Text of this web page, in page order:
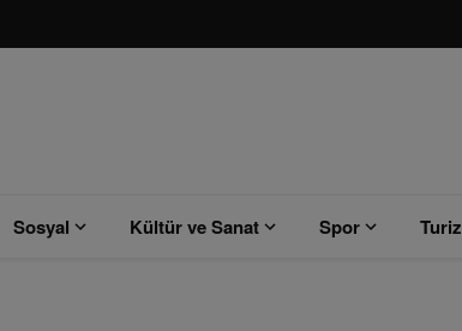
Sosyal Kültür ve Sanat Spor